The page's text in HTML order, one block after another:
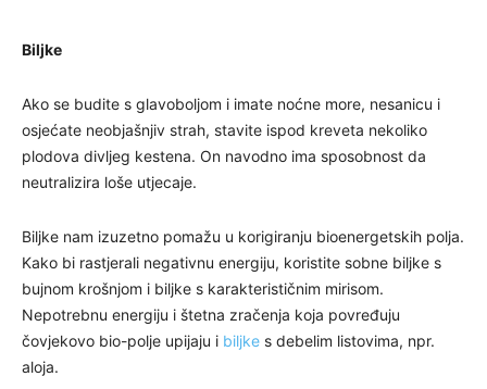
Biljke
Ako se budite s glavoboljom i imate noćne more, nesanicu i
osjećate neobjašnjiv strah, stavite ispod kreveta nekoliko
plodova divljeg kestena. On navodno ima sposobnost da
neutralizira loše utjecaje.
Biljke nam izuzetno pomažu u korigiranju bioenergetskih polja.
Kako bi rastjerali negativnu energiju, koristite sobne biljke s
bujnom krošnjom i biljke s karakterističnim mirisom.
Nepotrebnu energiju i štetna zračenja koja povređuju
čovjekovo bio-polje upijaju i biljke s debelim listovima, npr.
aloja.